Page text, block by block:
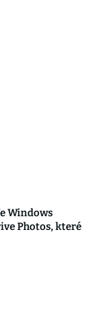
Windows
Photos, které